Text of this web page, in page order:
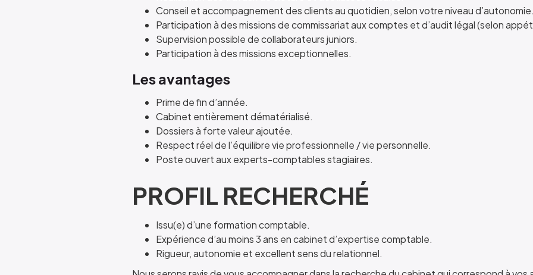
Conseil et accompagnement des clients au quotidien, selon votre niveau d’autonomie.
Participation à des missions de commissariat aux comptes et d’audit légal (selon
Supervision possible de collaborateurs juniors.
Participation à des missions exceptionnelles.
Les avantages
Prime de fin d’année.
Cabinet entièrement dématérialisé.
Dossiers à forte valeur ajoutée.
Respect réel de l’équilibre vie professionnelle / vie personnelle.
Poste ouvert aux experts-comptables stagiaires.
PROFIL RECHERCHÉ
Issu(e) d’une formation comptable.
Expérience d’au moins 3 ans en cabinet d’expertise comptable.
Rigueur, autonomie et excellent sens du relationnel.